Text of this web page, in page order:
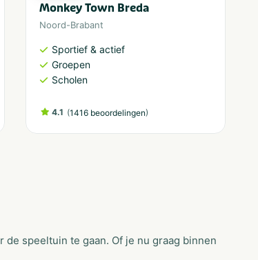
Monkey Town Breda
Noord-Brabant
Sportief & actief
Groepen
Scholen
4.1 (1416 beoordelingen)
speeltuin te gaan. Of je nu graag binnen